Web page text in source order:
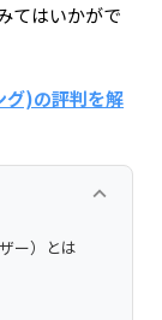
てはいかがで
グ)の評判を解
keyboard_arrow_up
ー）とは